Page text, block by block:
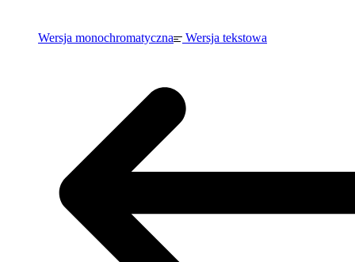
Wersja monochromatyczna Wersja tekstowa